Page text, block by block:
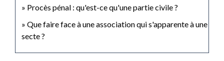
Procès pénal : qu'est-ce qu'une partie civile ?
Que faire face à une association qui s'apparente à une
secte ?